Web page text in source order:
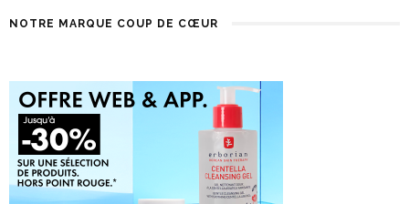
NOTRE MARQUE COUP DE CŒUR